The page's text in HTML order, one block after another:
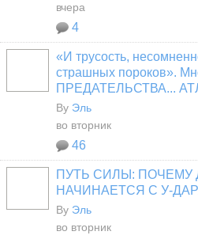
вчера
4
«И трусость,
страшных пороков».
ПРЕДАТЕЛЬСТВА...
By Эль
во вторник
46
ПУТЬ СИЛЫ: ПОЧЕМУ
НАЧИНАЕТСЯ С У-
By Эль
во вторник